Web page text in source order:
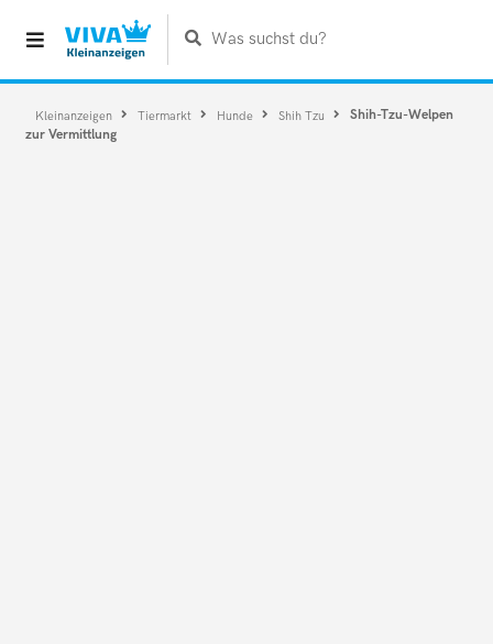
Was suchst du?
Kleinanzeigen Tiermarkt Hunde Shih Tzu
Shih-Tzu-Welpen
zur Vermittlung